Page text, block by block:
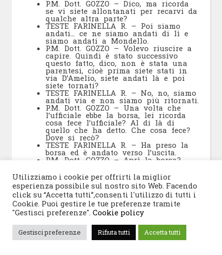
P.M. Dott. GOZZO – Dico, ma ricorda
se vi siete allontanati per recarvi da
qualche altra parte?
TESTE FARINELLA R. – Poi siamo
andati… ce ne siamo andati di lì e
siamo andati a Mondello.
P.M. Dott. GOZZO – Volevo riuscire a
capire. Quindi è stato successivo
questo fatto, dico, non è stata una
parentesi, cioè prima siete stati in
via D’Amelio, siete andati là e poi
siete tornati?
TESTE FARINELLA R. – No, no, siamo
andati via e non siamo più ritornati.
P.M. Dott. GOZZO – Una volta che
l’ufficiale ebbe la borsa, lei ricorda
cosa fece l’ufficiale? Al di là di
quello che ha detto. Che cosa fece?
Dove si recò?
TESTE FARINELLA R. – Ha preso la
borsa ed è andato verso l’uscita.
P.M. Dott. GOZZO – Aprì la borsa?
P.M. Dott. GOZZO – Non lei, l’ufficiale.
TESTE FARINELLA R. – No,
assolutamente.
P.M. Dott. GOZZO – E’ un’altra
domanda rispetto a quella che ho
fatto prima.
TESTE FARINELLA R. – No, no, no,
assolutamente. Davanti a noi ha
preso la borsa, si è parlato con il
dottor Ayala, ha girato, ha salutato e
Utilizziamo i cookie per offrirti la miglior
esperienza possibile sul nostro sito Web. Facendo
click su “Accetta tutti”,consenti l'utilizzo di tutti i
Cookie. Puoi gestire le tue preferenze tramite
"Gestisci preferenze". Cookie policy
Gestisci preferenze Rifiuta tutti Accetta tutti